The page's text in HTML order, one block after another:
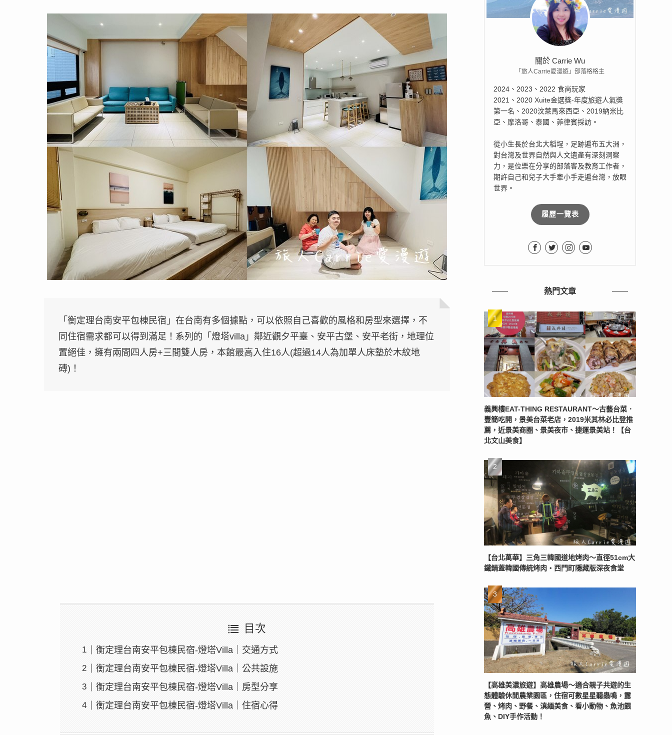
「衡定理台南安平包棟民宿」在台南有多個據點，可以依照自己喜歡的風格和房型來選擇，不
同住宿需求都可以得到滿足！系列的「燈塔villa」鄰近觀夕平臺、安平古堡、安平老街，地理位
置絕佳，擁有兩間四人房+三間雙人房，本館最高入住16人(超過14人為加單人床墊於木紋地
磚)！
目次
衡定理台南安平包棟民宿-燈塔Villa｜交通方式
衡定理台南安平包棟民宿-燈塔Villa｜公共設施
衡定理台南安平包棟民宿-燈塔Villa｜房型分享
衡定理台南安平包棟民宿-燈塔Villa｜住宿心得
關於 Carrie Wu
「旅人Carrie愛漫遊」部落格格主
2024、2023、2022 食尚玩家
2021、2020 Xuite金選獎-年度旅遊人氣獎
第一名、2020汶萊馬來西亞、2019納米比
亞、摩洛哥、泰國、菲律賓採訪。
從小生長於台北大稻埕，足跡遍布五大洲，
對台灣及世界自然與人文遺產有深刻洞察
力，是位樂在分享的部落客及教育工作者，
期許自己和兒子大手牽小手走遍台灣，放眼
世界。
履歷一覽表
熱門文章
義興樓EAT-THING RESTAURANT〜古藝台菜．
豐簡吃開，景美台菜老店，2019米其林必比登推
薦，近景美商圈、景美夜市、捷運景美站！【台
北文山美食】
【台北萬華】三角三韓國道地烤肉～直徑51cm大
鐵鍋蓋韓國傳統烤肉‧西門町隱藏版深夜食堂
【高雄美濃旅遊】高雄農場〜適合親子共遊的生
態體驗休閒農業園區，住宿可數星星聽蟲鳴，露
營、烤肉、野餐、滇緬美食、看小動物、魚池餵
魚、DIY手作活動！